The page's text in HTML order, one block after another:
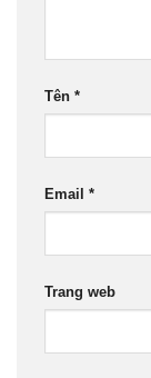
Tên *
Email *
Trang web